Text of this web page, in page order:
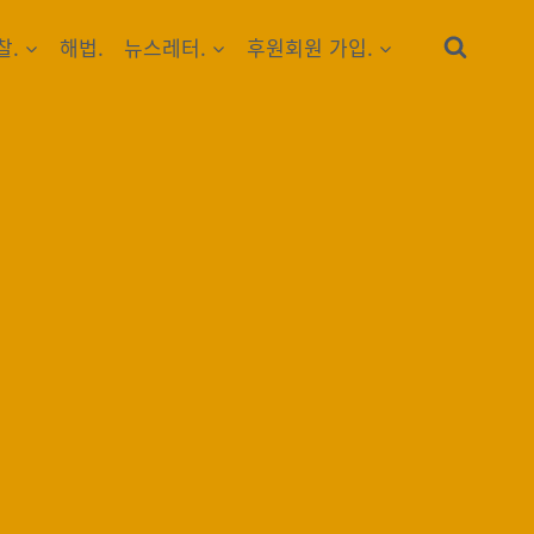
. 해법. 뉴스레터. 후원회원 가입.